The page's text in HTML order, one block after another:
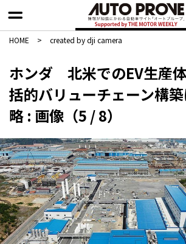
HOME > created by dji camera
ホンダ 北米でのEV生産
括的バリューチェーン構
略 : 画像（5 / 8）